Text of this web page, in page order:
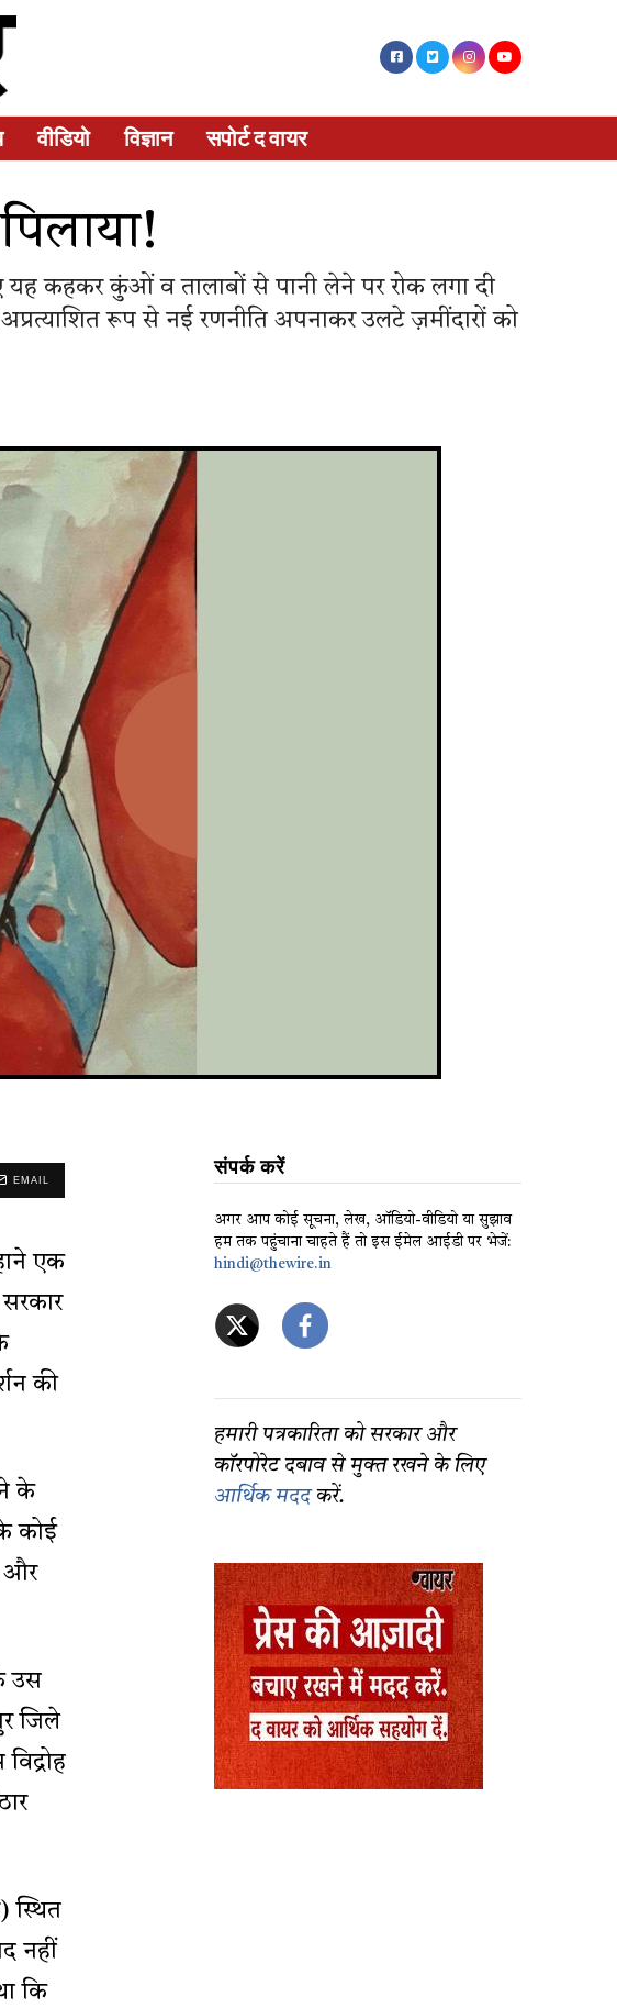
वीडियो विज्ञान सपोर्ट द वायर
कहकर कुंओं व तालाबों से पानी लेने पर रोक लगा दी
रूप से नई रणनीति अपनाकर उलटे ज़मींदारों को
EMAIL
एक
की
के
कोई
और
उस
जिले
स्थित
नहीं
कि
संपर्क करें
अगर आप कोई सूचना, लेख, ऑडियो-वीडियो या सुझाव
हम तक पहुंचाना चाहते हैं तो इस ईमेल आईडी पर भेजें:
hindi@thewire.in
हमारी पत्रकारिता को सरकार और
कॉरपोरेट दबाव से मुक्त रखने के लिए
आर्थिक मददकरें.